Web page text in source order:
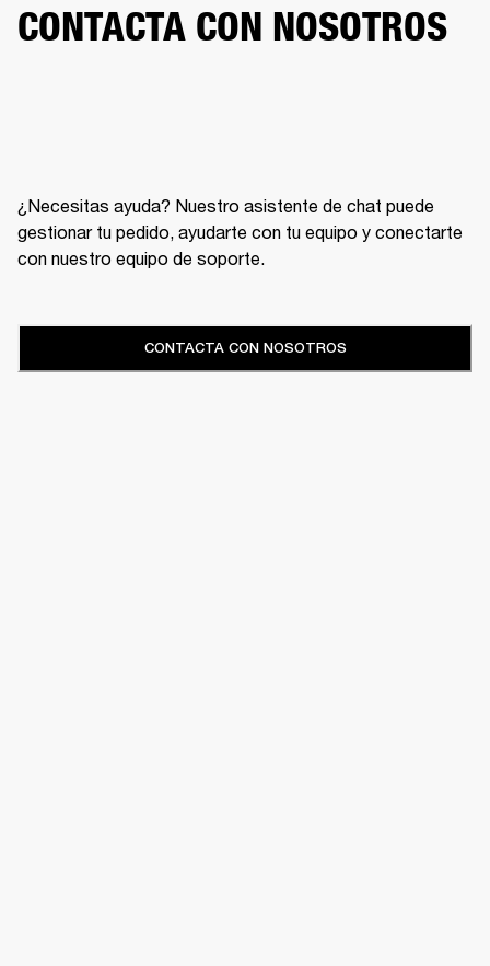
CONTACTA CON NOSOTROS
¿Necesitas ayuda? Nuestro asistente de chat puede
gestionar tu pedido, ayudarte con tu equipo y conectarte
con nuestro equipo de soporte.
CONTACTA CON NOSOTROS